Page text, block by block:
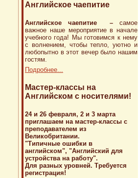
Английское чаепитие
Английское чаепитие – самое
важное наше мероприятие в начале
учебного года! Мы готовимся к нему
с волнением, чтобы тепло, уютно и
любопытно в этот вечер было нашим
гостям.
Подробнее...
Мастер-классы на
Английском с носителями!
24 и 26 февраля, 2 и 3 марта
приглашаем на мастер-классы с
преподавателем из
Великобритании.
"Типичные ошибки в
английском", "Английский для
устройства на работу".
Для разных уровней. Требуется
регистрация!